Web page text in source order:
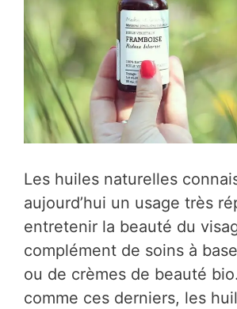
Les huiles naturelles
aujourd’hui un usage très
entretenir la beauté du
complément de soins à
ou de crèmes de beauté
comme ces derniers, les